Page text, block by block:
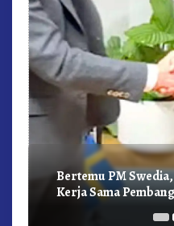
Bertemu PM
Kerja Sama